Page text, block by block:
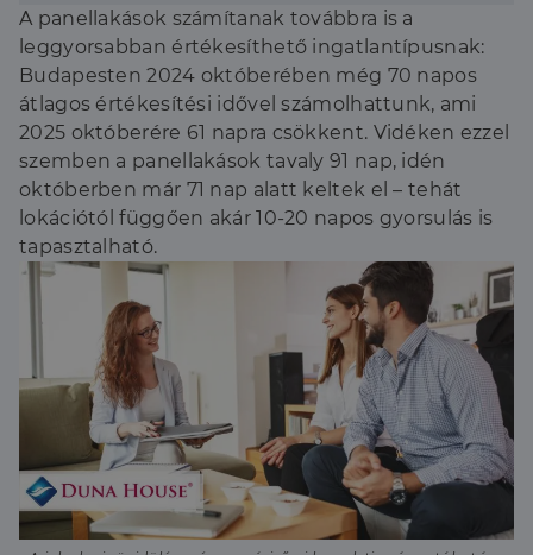
A panellakások számítanak továbbra is a
leggyorsabban értékesíthető ingatlantípusnak:
Budapesten 2024 októberében még 70 napos
átlagos értékesítési idővel számolhattunk, ami
2025 októberére 61 napra csökkent. Vidéken ezzel
szemben a panellakások tavaly 91 nap, idén
októberben már 71 nap alatt keltek el – tehát
lokációtól függően akár 10-20 napos gyorsulás is
tapasztalható.